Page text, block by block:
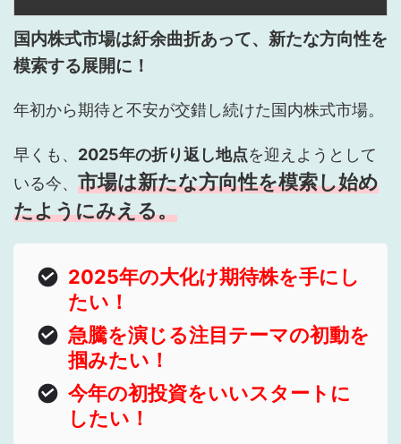
国内株式市場は紆余曲折あって、新たな方向性を
模索する展開に！
年初から期待と不安が交錯し続けた国内株式市場。
早くも、 2025年の折り返し地点を迎えようとして
いる今、 市場は新たな方向性を模索し始め
たようにみえる。
2025年の大化け期待株を手にし
たい！
急騰を演じる注目テーマの初動を
掴みたい！
今年の初投資をいいスタートに
したい！